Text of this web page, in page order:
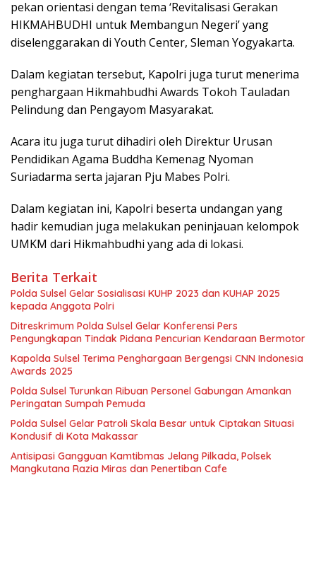
pekan orientasi dengan tema ‘Revitalisasi Gerakan
HIKMAHBUDHI untuk Membangun Negeri’ yang
diselenggarakan di Youth Center, Sleman Yogyakarta.
Dalam kegiatan tersebut, Kapolri juga turut menerima
penghargaan Hikmahbudhi Awards Tokoh Tauladan
Pelindung dan Pengayom Masyarakat.
Acara itu juga turut dihadiri oleh Direktur Urusan
Pendidikan Agama Buddha Kemenag Nyoman
Suriadarma serta jajaran Pju Mabes Polri.
Dalam kegiatan ini, Kapolri beserta undangan yang
hadir kemudian juga melakukan peninjauan kelompok
UMKM dari Hikmahbudhi yang ada di lokasi.
Berita Terkait
Polda Sulsel Gelar Sosialisasi KUHP 2023 dan KUHAP 2025
kepada Anggota Polri
Ditreskrimum Polda Sulsel Gelar Konferensi Pers
Pengungkapan Tindak Pidana Pencurian Kendaraan Bermotor
Kapolda Sulsel Terima Penghargaan Bergengsi CNN Indonesia
Awards 2025
Polda Sulsel Turunkan Ribuan Personel Gabungan Amankan
Peringatan Sumpah Pemuda
Polda Sulsel Gelar Patroli Skala Besar untuk Ciptakan Situasi
Kondusif di Kota Makassar
Antisipasi Gangguan Kamtibmas Jelang Pilkada, Polsek
Mangkutana Razia Miras dan Penertiban Cafe